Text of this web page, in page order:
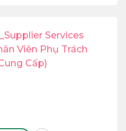
Services
Viên Phụ Trách
Cấp)